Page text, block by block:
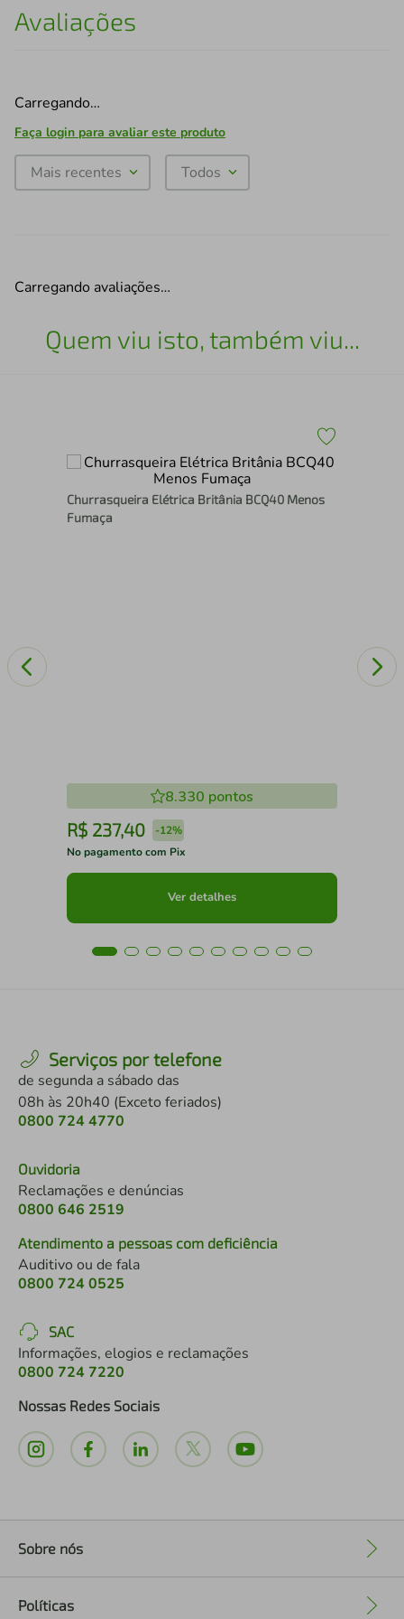
Avaliações
Carregando…
Faça login para avaliar este produto
Mais recentes Todos
Carregando avaliações…
Quem viu isto, também viu...
Churrasqueira Elétrica Britânia BCQ40 Menos
Fumaça
8.330 pontos
R$ 237,40 -12%
No pagamento com Pix
Ver detalhes
Serviços por telefone
de segunda a sábado das
08h às 20h40 (Exceto feriados)
0800 724 4770
Ouvidoria
Reclamações e denúncias
0800 646 2519
Atendimento a pessoas com deficiência
Auditivo ou de fala
0800 724 0525
SAC
Informações, elogios e reclamações
0800 724 7220
Nossas Redes Sociais
Sobre nós
Políticas